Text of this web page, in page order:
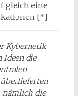
gleich eine
[*] –
Kybernetik
Ideen die
überlieferten
nämlich die